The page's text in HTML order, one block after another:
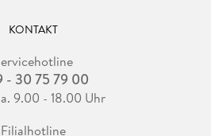
KONTAKT
- 30 75 79 00
9.00 - 18.00 Uhr
Filialhotline